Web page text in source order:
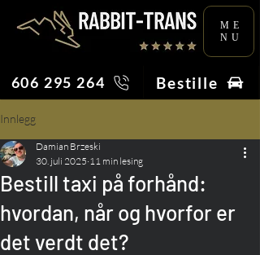
ME
NU
606 295 264 Bestille
Innlegg
Bestill taxi på forhånd:
hvordan, når og hvorfor er
det verdt det?
Damian Brzeski
30. juli 2025 11 min lesing